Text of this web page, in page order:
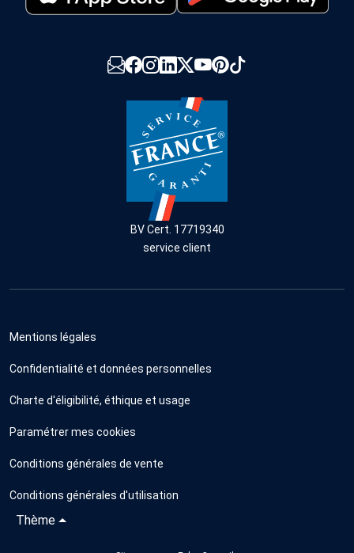
BV Cert. 17719340
service client
Mentions légales
Confidentialité et données personnelles
Charte d'éligibilité, éthique et usage
Paramétrer mes cookies
Conditions générales de vente
Conditions générales d'utilisation
Thème